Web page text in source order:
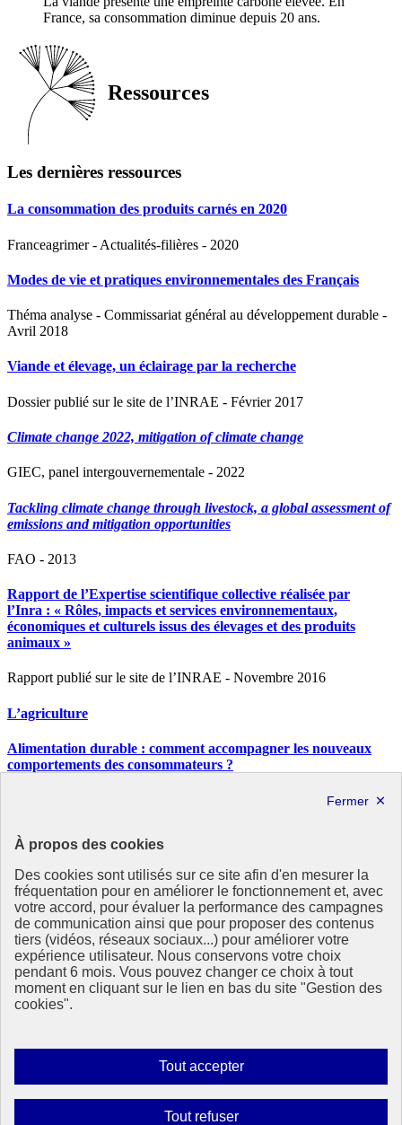
À propos des cookies
Des cookies sont utilisés sur ce site afin d'en mesurer la
fréquentation pour en améliorer le fonctionnement et, avec
votre accord, pour évaluer la performance des campagnes
de communication ainsi que pour proposer des contenus
tiers (vidéos, réseaux sociaux...) pour améliorer votre
expérience utilisateur. Nous conservons votre choix
pendant 6 mois. Vous pouvez changer ce choix à tout
moment en cliquant sur le lien en bas du site "Gestion des
cookies".
Tout accepterAutoriser
tous
Tout refuserInterdire
France, sa consommation diminue depuis 20 ans.
Ressources
Les dernières ressources
La consommation des produits carnés en 2020
Franceagrimer - Actualités-filières - 2020
Modes de vie et pratiques environnementales des Français
Théma analyse - Commissariat général au développement durable -
Avril 2018
Viande et élevage, un éclairage par la recherche
Dossier publié sur le site de l’INRAE - Février 2017
Climate change 2022, mitigation of climate change
GIEC, panel intergouvernementale - 2022
Tackling climate change through livestock, a global assessment of
emissions and mitigation opportunities
FAO - 2013
Rapport de l’Expertise scientifique collective réalisée par
l’Inra : « Rôles, impacts et services environnementaux,
économiques et culturels issus des élevages et des produits
animaux »
Rapport publié sur le site de l’INRAE - Novembre 2016
L’agriculture
Alimentation durable : comment accompagner les nouveaux
comportements des consommateurs ?
De nouveaux comportements alimentaires se développent, les
respectueuse de l’environnement. Le CNA s’est penché sur ces
nouveaux enjeux.
République
Française
Le portail de tous les citoyens pour s’informer sur les enjeux de
l’environnement, du développement durable et trouver des services
utiles
info.gouv.fr- ouvre une nouvelle fenêtre
service-public.fr
Partenaire principal : Eionet Portal